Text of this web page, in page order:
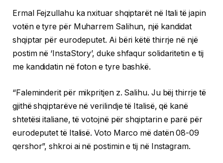
Ermal Fejzullahu ka nxituar shqiptarët në Itali të japin
votën e tyre për Muharrem Salihun, një kandidat
shqiptar për eurodeputet. Ai bëri këtë thirrje në një
postim në ‘InstaStory’, duke shfaqur solidaritetin e tij
me kandidatin në foton e tyre bashkë.
“Faleminderit për mikpritjen z. Salihu. Ju bëj thirrje të
gjithë shqiptarëve në verilindje të Italisë, që kanë
shtetësi italiane, të votojnë për shqiptarin e parë për
eurodeputet të Italisë. Voto Marco më datën 08-09
qershor”, shkroi ai në postimin e tij në Instagram.